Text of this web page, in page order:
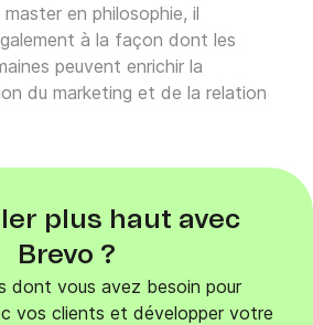
master en philosophie, il
à la façon dont les
peuvent enrichir la
du marketing et de la relation
plus haut avec
Brevo ?
dont vous avez besoin pour
vos clients et développer votre